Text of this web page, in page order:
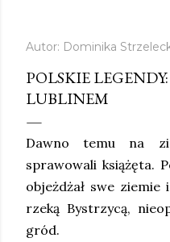
Autor: Dominika
POLSKIE
LUBLINEM
Dawno temu na
sprawowali książęta.
objeżdżał swe
rzeką Bystrzycą,
gród.